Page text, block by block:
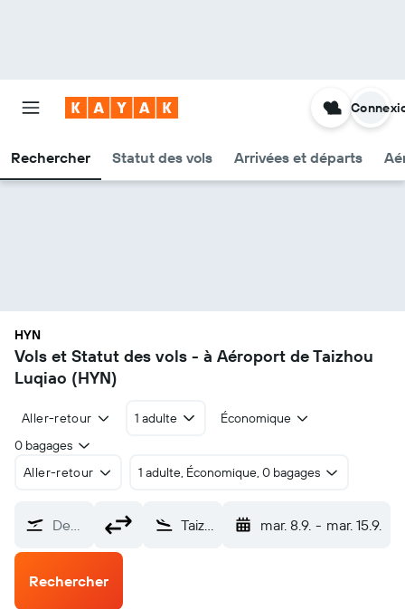
Rechercher Statut des vols Arrivées et départs
HYN
Vols et Statut des vols - à Aéroport de Taizhou
Luqiao (HYN)
Aller-retour 1 adulte
Économique
0 bagages
Aller-retour
1 adulte, Économique, 0 bagages
De… Taizhou Luqiao (HYN) mar. 8.9. - mar. 15.9.
Rechercher